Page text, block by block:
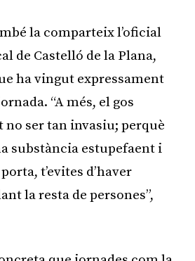
la comparteix l’oficial
de Castelló de la Plana,
ha vingut expressament
“A més, el gos
no ser tan invasiu; perquè
substància estupefaent i
t’evites d’haver
la resta de persones”,